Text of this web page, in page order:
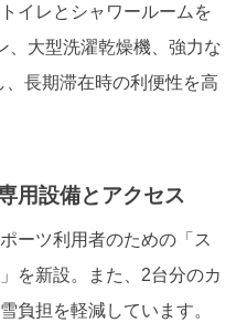
イレとシャワールームを
、大型洗濯乾燥機、強力な
長期滞在時の利便性を高
用設備とアクセス
ーツ利用者のための「ス
を新設。また、2台分のカ
負担を軽減しています。